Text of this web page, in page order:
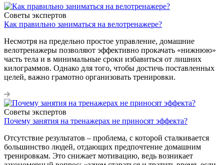
Советы экспертов
Как правильно заниматься на велотренажере?
Несмотря на предельно простое управление, домашние
велотренажеры позволяют эффективно прокачать «нижнюю»
часть тела и в минимальные сроки избавиться от лишних
килограммов. Однако для того, чтобы достичь поставленных
целей, важно грамотно организовать тренировки.
Советы экспертов
Почему занятия на тренажерах не приносят эффекта?
Отсутствие результатов – проблема, с которой сталкивается
большинство людей, отдающих предпочтение домашним
тренировкам. Это снижает мотивацию, ведь возникает